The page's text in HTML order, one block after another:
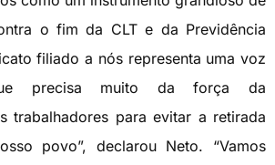
o fim da CLT e da Previdência
filiado a nós representa uma voz
precisa muito da força da
trabalhadores para evitar a retirada
povo”, declarou Neto. “Vamos